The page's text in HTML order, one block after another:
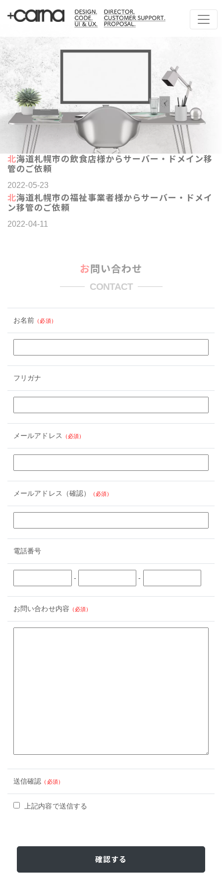
北海道札幌市の飲食店様からサーバー・ドメイン移
管のご依頼
2022-05-23
北海道札幌市の福祉事業者様からサーバー・ドメイ
ン移管のご依頼
2022-04-11
お問い合わせ
CONTACT
お名前 （必須）
フリガナ
メールアドレス （必須）
メールアドレス（確認） （必須）
電話番号
- -
お問い合わせ内容 （必須）
送信確認 （必須）
上記内容で送信する